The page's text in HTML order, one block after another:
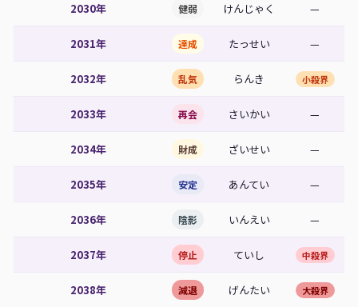
2030年 健弱 けんじゃく —
2031年 達成 たっせい —
2032年 乱気 らんき 小殺界
2033年 再会 さいかい —
2034年 財成 ざいせい —
2035年 安定 あんてい —
2036年 陰影 いんえい —
2037年 停止 ていし 中殺界
2038年 減退 げんたい 大殺界